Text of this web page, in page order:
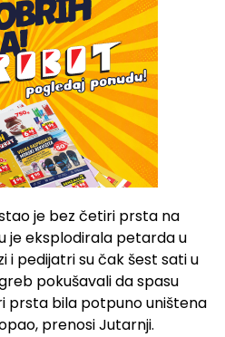
je bez četiri prsta na
je eksplodirala petarda u
i pedijatri su čak šest sati u
pokušavali da spasu
prsta bila potpuno uništena
prenosi Jutarnji.